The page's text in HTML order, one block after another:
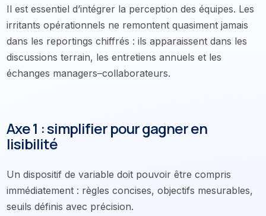
Il est essentiel d’intégrer la perception des équipes. Les
irritants opérationnels ne remontent quasiment jamais
dans les reportings chiffrés : ils apparaissent dans les
discussions terrain, les entretiens annuels et les
échanges managers–collaborateurs.
Axe 1 : simplifier pour gagner en
lisibilité
Un dispositif de variable doit pouvoir être compris
immédiatement : règles concises, objectifs mesurables,
seuils définis avec précision.